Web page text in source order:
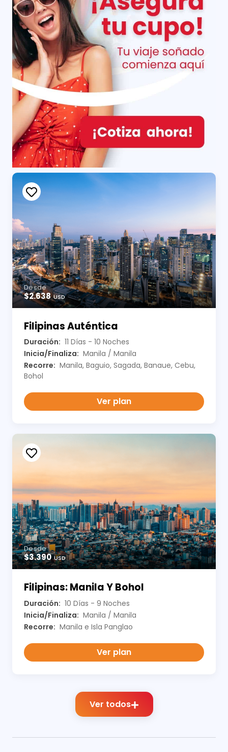
Desde
$2.638USD
Filipinas Auténtica
Duración: 11 Días - 10 Noches
Inicia/Finaliza: Manila / Manila
Recorre: Manila, Baguio, Sagada, Banaue, Cebu,
Bohol
Ver plan
Desde
$3.390USD
Filipinas: Manila Y Bohol
Duración: 10 Días - 9 Noches
Inicia/Finaliza: Manila / Manila
Recorre: Manila e Isla Panglao
Ver plan
Ver todos